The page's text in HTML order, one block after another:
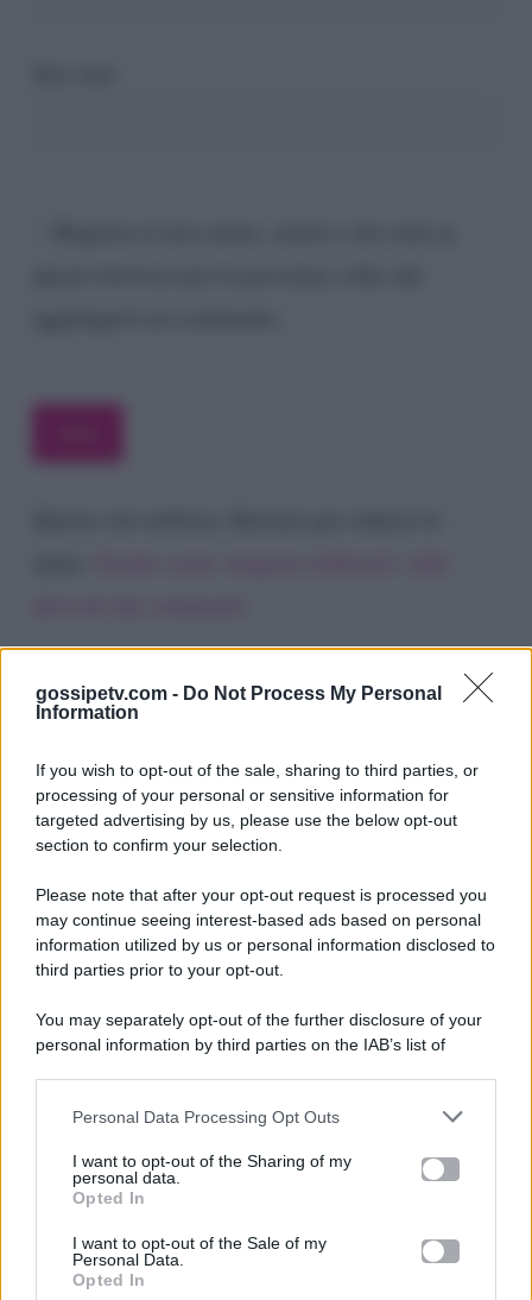
gossipetv.com - Do Not Process My Personal
Information
If you wish to opt-out of the sale, sharing to third parties, or
processing of your personal or sensitive information for
targeted advertising by us, please use the below opt-out
section to confirm your selection.
Please note that after your opt-out request is processed you
may continue seeing interest-based ads based on personal
information utilized by us or personal information disclosed to
third parties prior to your opt-out.
You may separately opt-out of the further disclosure of your
personal information by third parties on the IAB’s list of
This information may also be disclosed by us to third parties
disclose it to other third parties.
Please note that this website/app uses one or more Google
services and may gather and store information including but
not limited to your visit or usage behaviour. You may click to
grant or deny consent to Google and its third-party tags to
Personal Data Processing Opt Outs
I want to opt-out of the Sharing of my
personal data.
Opted In
I want to opt-out of the Sale of my
Personal Data.
Opted In
Gossip e TV è un sito di MASTE S.r.l.
viale Luigi Majno n. 21 - 20129 Milano (MI)
P.Iva 10909580960
Categorie
Gossip
Televisione
Programmi TV